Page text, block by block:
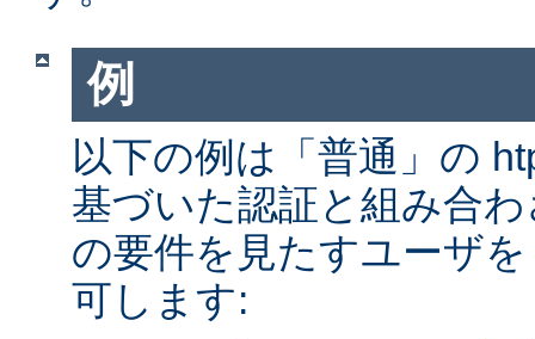
例
以下の例は「普通」の
基づいた認証と組み合
の要件を見たすユーザ
可します: